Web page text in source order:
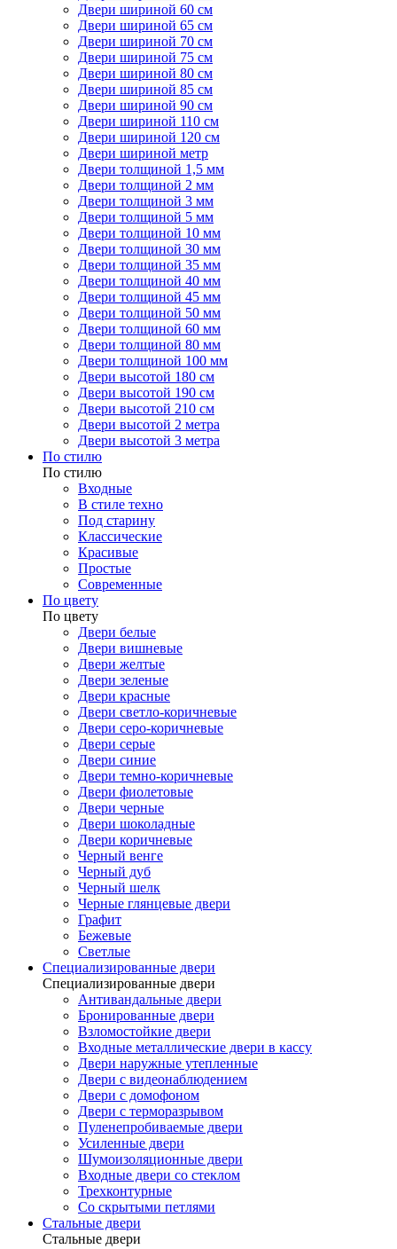
Двери шириной 60 см
Двери шириной 65 см
Двери шириной 70 см
Двери шириной 75 см
Двери шириной 80 см
Двери шириной 85 см
Двери шириной 90 см
Двери шириной 110 см
Двери шириной 120 см
Двери шириной метр
Двери толщиной 1,5 мм
Двери толщиной 2 мм
Двери толщиной 3 мм
Двери толщиной 5 мм
Двери толщиной 10 мм
Двери толщиной 30 мм
Двери толщиной 35 мм
Двери толщиной 40 мм
Двери толщиной 45 мм
Двери толщиной 50 мм
Двери толщиной 60 мм
Двери толщиной 80 мм
Двери толщиной 100 мм
Двери высотой 180 см
Двери высотой 190 см
Двери высотой 210 см
Двери высотой 2 метра
Двери высотой 3 метра
По стилю
По стилю
Входные
В стиле техно
Под старину
Классические
Красивые
Простые
Современные
По цвету
По цвету
Двери белые
Двери вишневые
Двери желтые
Двери зеленые
Двери красные
Двери светло-коричневые
Двери серо-коричневые
Двери серые
Двери синие
Двери темно-коричневые
Двери фиолетовые
Двери черные
Двери шоколадные
Двери коричневые
Черный венге
Черный дуб
Черный шелк
Черные глянцевые двери
Графит
Бежевые
Светлые
Специализированные двери
Специализированные двери
Антивандальные двери
Бронированные двери
Взломостойкие двери
Входные металлические двери в кассу
Двери наружные утепленные
Двери с видеонаблюдением
Двери с домофоном
Двери с терморазрывом
Пуленепробиваемые двери
Усиленные двери
Шумоизоляционные двери
Входные двери со стеклом
Трехконтурные
Со скрытыми петлями
Стальные двери
Стальные двери